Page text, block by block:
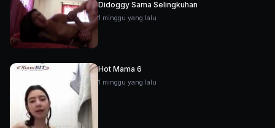
Didoggy Sama Selingkuhan
1 minggu yang lalu
Hot Mama 6
1 minggu yang lalu